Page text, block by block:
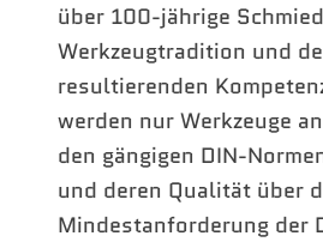
über 100-jährige
Werkzeugtradition und
resultierenden
werden nur Werkzeuge
den gängigen DIN-
und deren Qualität über
Mindestanforderung der